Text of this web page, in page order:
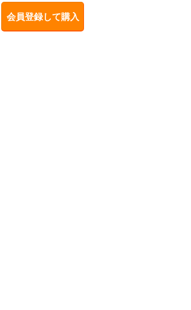
会員登録して購入